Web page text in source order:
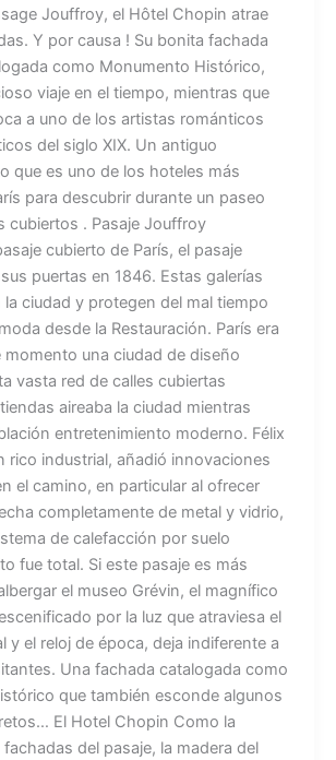
Jouffroy, el Hôtel Chopin atrae
Y por causa ! Su bonita fachada
como Monumento Histórico,
viaje en el tiempo, mientras que
a uno de los artistas románticos
del siglo XIX. Un antiguo
que es uno de los hoteles más
para descubrir durante un paseo
cubiertos . Pasaje Jouffroy
cubierto de París, el pasaje
puertas en 1846. Estas galerías
la ciudad y protegen del mal tiempo
desde la Restauración. París era
momento una ciudad de diseño
vasta red de calles cubiertas
aireaba la ciudad mientras
entretenimiento moderno. Félix
rico industrial, añadió innovaciones
el camino, en particular al ofrecer
completamente de metal y vidrio,
de calefacción por suelo
fue total. Si este pasaje es más
el museo Grévin, el magnífico
por la luz que atraviesa el
y el reloj de época, deja indiferente a
Una fachada catalogada como
que también esconde algunos
El Hotel Chopin Como la
del pasaje, la madera del